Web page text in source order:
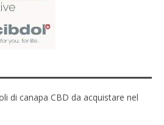
di canapa CBD da acquistare nel